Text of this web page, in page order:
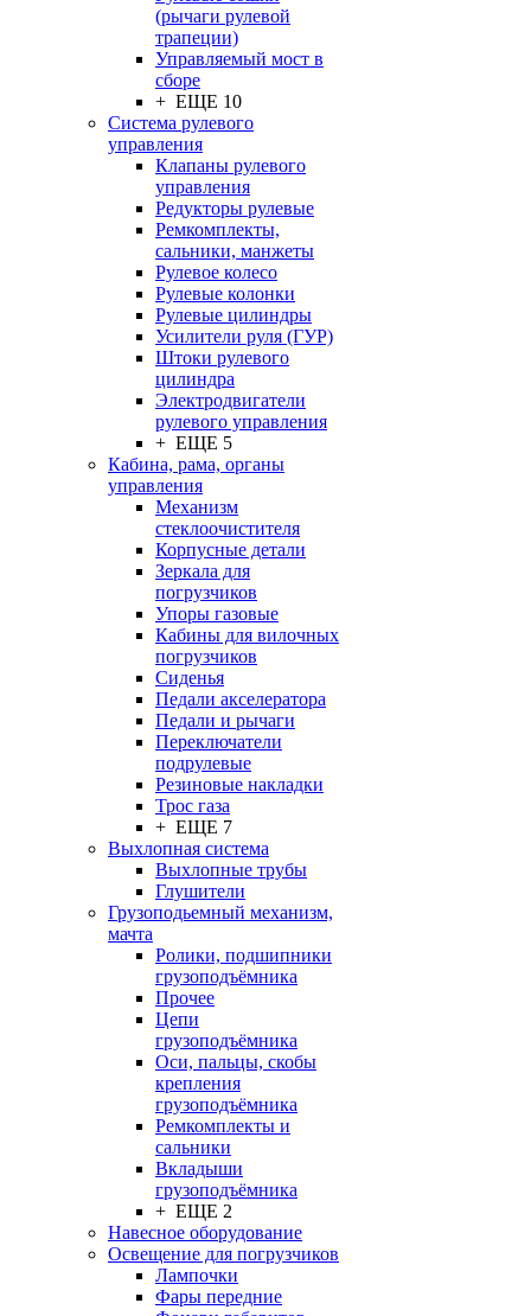
(рычаги рулевой
трапеции)
Управляемый мост в
сборе
+ ЕЩЕ 10
Система рулевого
управления
Клапаны рулевого
управления
Редукторы рулевые
Ремкомплекты,
сальники, манжеты
Рулевое колесо
Рулевые колонки
Рулевые цилиндры
Усилители руля (ГУР)
Штоки рулевого
цилиндра
Электродвигатели
рулевого управления
+ ЕЩЕ 5
Кабина, рама, органы
управления
Механизм
стеклоочистителя
Корпусные детали
Зеркала для
погрузчиков
Упоры газовые
Кабины для вилочных
погрузчиков
Сиденья
Педали акселератора
Педали и рычаги
Переключатели
подрулевые
Резиновые накладки
Трос газа
+ ЕЩЕ 7
Выхлопная система
Выхлопные трубы
Глушители
Грузоподьемный механизм,
мачта
Ролики, подшипники
грузоподъёмника
Прочее
Цепи
грузоподъёмника
Оси, пальцы, скобы
крепления
грузоподъёмника
Ремкомплекты и
сальники
Вкладыши
грузоподъёмника
+ ЕЩЕ 2
Навесное оборудование
Освещение для погрузчиков
Лампочки
Фары передние